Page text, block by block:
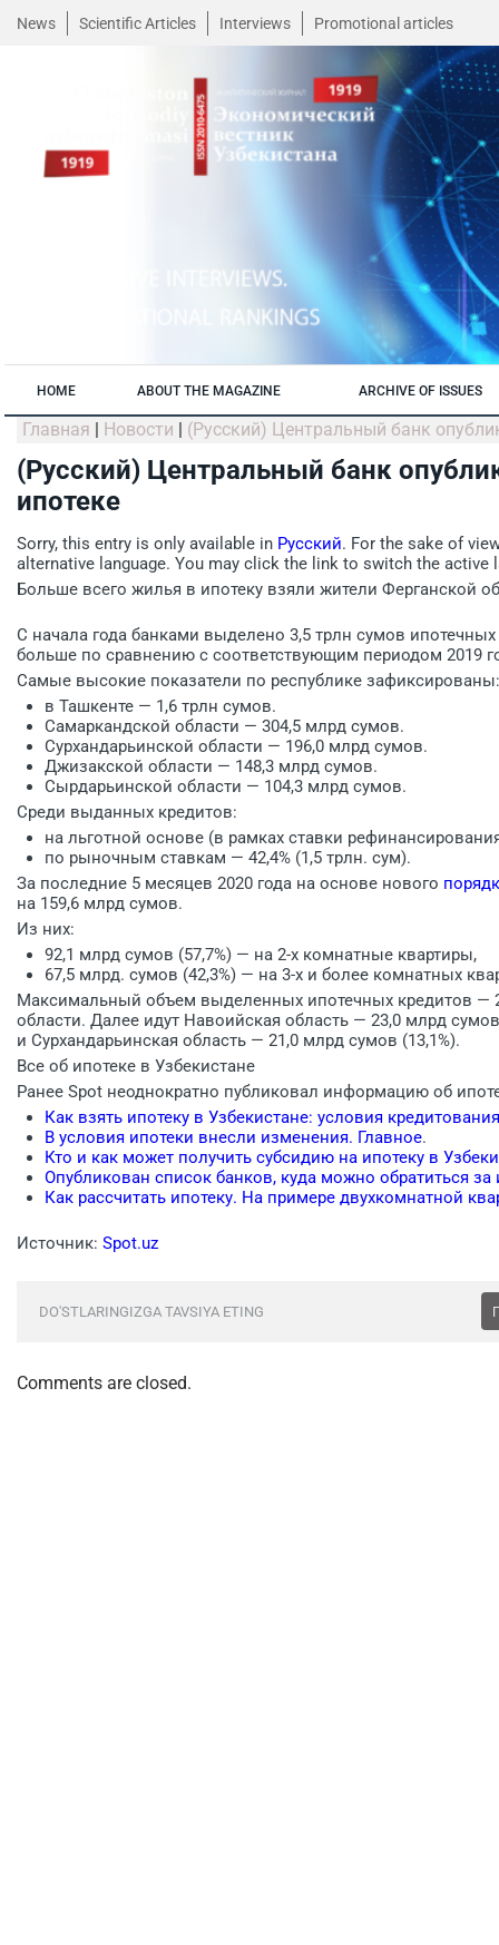
News Scientific Articles Interviews Promotional articles
HOME ABOUT THE MAGAZINE ARCHIVE OF ISSUES
Главная | Новости | (Русский) Центральный банк
(Русский) Центральный банк
ипотеке
Sorry, this entry is only available in Русский. For the sake of
alternative language. You may click the link to switch the active
Больше всего жилья в ипотеку взяли жители Ферганской
С начала года банками выделено 3,5 трлн сумов
больше по сравнению с соответствующим периодом 2019
Самые высокие показатели по республике зафиксированы:
в Ташкенте — 1,6 трлн сумов.
Самаркандской области — 304,5 млрд сумов.
Сурхандарьинской области — 196,0 млрд сумов.
Джизакской области — 148,3 млрд сумов.
Сырдарьинской области — 104,3 млрд сумов.
Среди выданных кредитов:
на льготной основе (в рамках ставки
по рыночным ставкам — 42,4% (1,5 трлн. сум).
За последние 5 месяцев 2020 года на основе нового
на 159,6 млрд сумов.
Из них:
92,1 млрд сумов (57,7%) — на 2-х комнатные квартиры,
67,5 млрд. сумов (42,3%) — на 3-х и более комнатных
Максимальный объем выделенных ипотечных кредитов —
области. Далее идут Навоийская область — 23,0 млрд
и Сурхандарьинская область — 21,0 млрд сумов (13,1%).
Все об ипотеке в Узбекистане
Ранее Spot неоднократно публиковал информацию об
Как взять ипотеку в Узбекистане: условия
В условия ипотеки внесли изменения. Главное.
Кто и как может получить субсидию на ипотеку в
Опубликован список банков, куда можно обратиться за
Как рассчитать ипотеку. На примере двухкомнатной
Источник: Spot.uz
DO'STLARINGIZGA TAVSIYA ETING
Comments are closed.